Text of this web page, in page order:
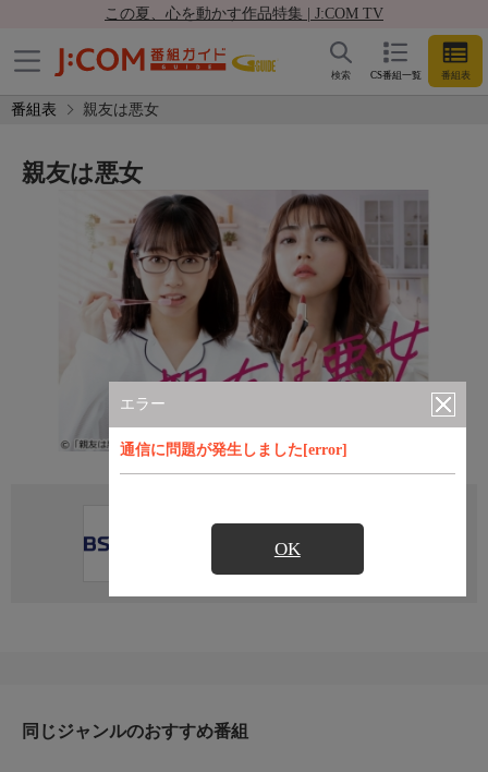
この夏、心を動かす作品特集 | J:COM TV
CS番組一覧 番組表
検索
番組表 親友は悪女
エラー
通信に問題が発生しました[error]
OK
親友は悪女
直近の放送予定はありません
同じジャンルのおすすめ番組